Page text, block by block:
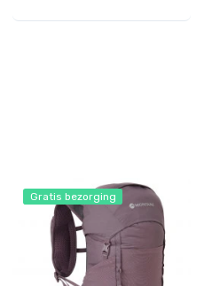
Gratis bezorging